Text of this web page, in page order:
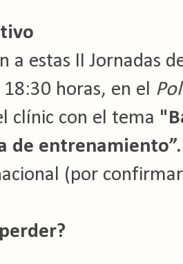
a estas II Jornadas
horas, en el
clínic con el tema
de
(por